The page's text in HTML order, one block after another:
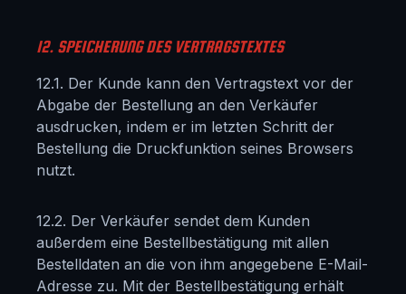
12. SPEICHERUNG DES VERTRAGSTEXTES
12.1. Der Kunde kann den Vertragstext vor der
Abgabe der Bestellung an den Verkäufer
ausdrucken, indem er im letzten Schritt der
Bestellung die Druckfunktion seines Browsers
nutzt.
12.2. Der Verkäufer sendet dem Kunden
außerdem eine Bestellbestätigung mit allen
Bestelldaten an die von ihm angegebene E-Mail-
Adresse zu. Mit der Bestellbestätigung erhält